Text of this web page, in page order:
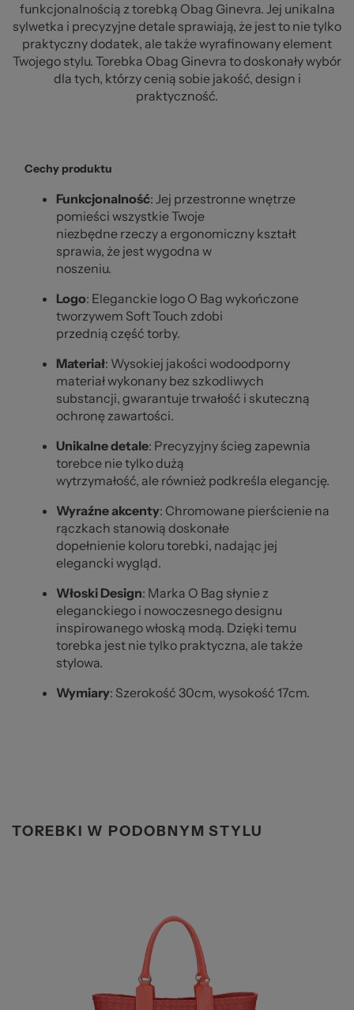
funkcjonalnością z torebką Obag Ginevra. Jej unikalna
sylwetka i precyzyjne detale sprawiają, że jest to nie tylko
praktyczny dodatek, ale także wyrafinowany element
Twojego stylu. Torebka Obag Ginevra to doskonały wybór
dla tych, którzy cenią sobie jakość, design i
praktyczność.
Cechy produktu
Funkcjonalność: Jej przestronne wnętrze
pomieści wszystkie Twoje
niezbędne rzeczy a ergonomiczny kształt
sprawia, że jest wygodna w
noszeniu.
Logo: Eleganckie logo O Bag wykończone
tworzywem Soft Touch zdobi
przednią część torby.
Materiał: Wysokiej jakości wodoodporny
materiał wykonany bez szkodliwych
substancji, gwarantuje trwałość i skuteczną
ochronę zawartości.
Unikalne detale: Precyzyjny ścieg zapewnia
torebce nie tylko dużą
wytrzymałość, ale również podkreśla elegancję.
Wyraźne akcenty: Chromowane pierścienie na
rączkach stanowią doskonałe
dopełnienie koloru torebki, nadając jej
elegancki wygląd.
Włoski Design: Marka O Bag słynie z
eleganckiego i nowoczesnego designu
inspirowanego włoską modą. Dzięki temu
torebka jest nie tylko praktyczna, ale także
stylowa.
Wymiary: Szerokość 30cm, wysokość 17cm.
TOREBKI W PODOBNYM STYLU